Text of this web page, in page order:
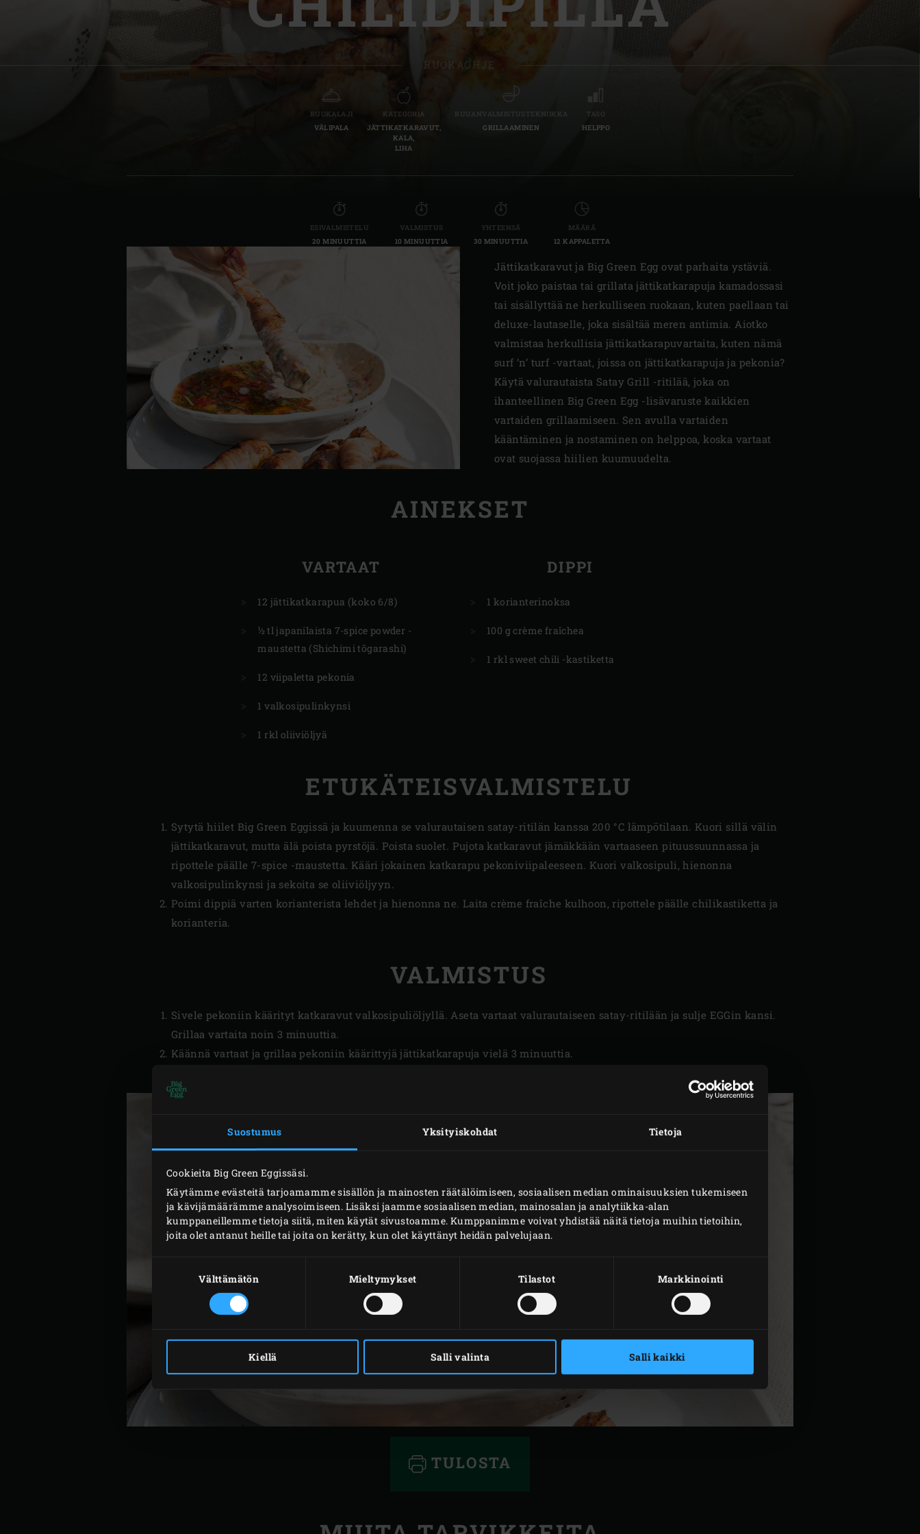
Suostumus Yksityiskohdat Tietoja
Cookieita Big Green Eggissäsi.
Käytämme evästeitä tarjoamamme sisällön ja mainosten räätälöimiseen, sosiaalisen median ominaisuuksien tukemiseen
ja kävijämäärämme analysoimiseen. Lisäksi jaamme sosiaalisen median, mainosalan ja analytiikka-alan
kumppaneillemme tietoja siitä, miten käytät sivustoamme. Kumppanimme voivat yhdistää näitä tietoja muihin tietoihin,
joita olet antanut heille tai joita on kerätty, kun olet käyttänyt heidän palvelujaan.
Välttämätön Mieltymykset Tilastot Markkinointi
Kiellä Salli valinta Salli kaikki
Denmark | Danmark Slovenia | Slovenija
Switzerland (French) | Schweiz (Français)
RUOKAOHJE
RUOKALAJI
VÄLIPALA
KATEGORIA
JÄTTIKATKARAVUT,
KALA,
LIHA
RUUANVALMISTUSTEKNIIKKA
GRILLAAMINEN
TASO
HELPPO
ESIVALMISTELU
20 MINUUTTIA
VALMISTUS
10 MINUUTTIA
YHTEENSÄ
30 MINUUTTIA
MÄÄRÄ
12 KAPPALETTA
Jättikatkaravut ja Big Green Egg ovat parhaita ystäviä.
Voit joko paistaa tai grillata jättikatkarapuja kamadossasi
tai sisällyttää ne herkulliseen ruokaan, kuten paellaan tai
deluxe-lautaselle, joka sisältää meren antimia. Aiotko
valmistaa herkullisia jättikatkarapuvartaita, kuten nämä
surf ‘n’ turf -vartaat, joissa on jättikatkarapuja ja pekonia?
Käytä valurautaista Satay Grill -ritilää, joka on
ihanteellinen Big Green Egg -lisävaruste kaikkien
vartaiden grillaamiseen. Sen avulla vartaiden
kääntäminen ja nostaminen on helppoa, koska vartaat
ovat suojassa hiilien kuumuudelta.
AINEKSET
VARTAAT
12 jättikatkarapua (koko 6/8)
½ tl japanilaista 7-spice powder -
maustetta (Shichimi tōgarashi)
12 viipaletta pekonia
1 valkosipulinkynsi
1 rkl oliiviöljyä
DIPPI
1 korianterinoksa
100 g crème fraîchea
1 rkl sweet chili -kastiketta
ETUKÄTEISVALMISTELU
Sytytä hiilet Big Green Eggissä ja kuumenna se valurautaisen satay-ritilän kanssa 200 °C lämpötilaan. Kuori sillä välin
jättikatkaravut, mutta älä poista pyrstöjä. Poista suolet. Pujota katkaravut jämäkkään vartaaseen pituussuunnassa ja
ripottele päälle 7-spice -maustetta. Kääri jokainen katkarapu pekoniviipaleeseen. Kuori valkosipuli, hienonna
valkosipulinkynsi ja sekoita se oliiviöljyyn.
Poimi dippiä varten korianterista lehdet ja hienonna ne. Laita crème fraîche kulhoon, ripottele päälle chilikastiketta ja
korianteria.
VALMISTUS
Sivele pekoniin käärityt katkaravut valkosipuliöljyllä. Aseta vartaat valurautaiseen satay-ritilään ja sulje EGGin kansi.
Grillaa vartaita noin 3 minuuttia.
Käännä vartaat ja grillaa pekoniin käärittyjä jättikatkarapuja vielä 3 minuuttia.
TULOSTA